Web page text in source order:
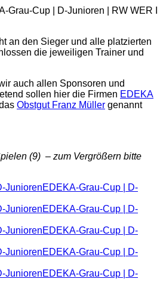
an den Sieger und alle platzierten
die jeweiligen Trainer und
auch allen Sponsoren und
sollen hier die Firmen EDEKA
Obstgut Franz Müller genannt
(9) – zum Vergrößern bitte
EDEKA-Grau-Cup | D-
EDEKA-Grau-Cup | D-
EDEKA-Grau-Cup | D-
EDEKA-Grau-Cup | D-
EDEKA-Grau-Cup | D-